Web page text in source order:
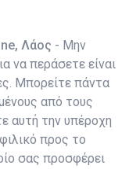
Λάος - Μην
να περάσετε είναι
Μπορείτε πάντα
από τους
αυτή την υπέροχη
προς το
σας προσφέρει